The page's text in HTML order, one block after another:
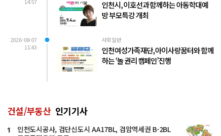
인천시, 이호선과 함께하는 아동학대예
방 부모특강 개최
2026-08-07
11:43
사회일반
인천여성가족재단, 아이사랑꿈터와 함께
하는 ‘놀 권리 캠페인’진행
건설/부동산 인기기사
1
인천도시공사, 검단신도시 AA17BL, 검암역세권 B-2BL